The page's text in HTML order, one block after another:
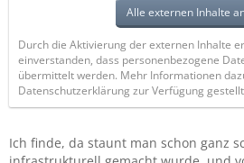
Alle externen Inhalte
Durch die Aktivierung der externen Inhalte
einverstanden, dass personenbezogene
übermittelt werden. Mehr Informationen
Datenschutzerklärung zur Verfügung
Ich finde, da staunt man schon ganz